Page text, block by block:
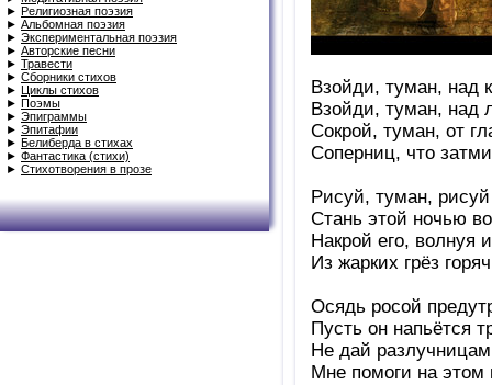
► Религиозная поэзия
► Альбомная поэзия
► Экспериментальная поэзия
► Авторские песни
► Травести
► Сборники стихов
►
Циклы стихов
► Поэмы
► Эпиграммы
► Эпитафии
► Белиберда в стихах
► Фантастика (стихи)
► Стихотворения в прозе
Взойди, туман, над
Взойди, туман, над
Сокрой, туман, от
Соперниц, что
Рисуй, туман,
Стань этой ночью
Накрой его, волнуя
Из жарких грёз
Осядь росой
Пусть он напьётся
Не дай
Мне помоги на этом